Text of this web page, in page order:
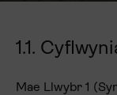
1.1.
Mae Llwybr 1